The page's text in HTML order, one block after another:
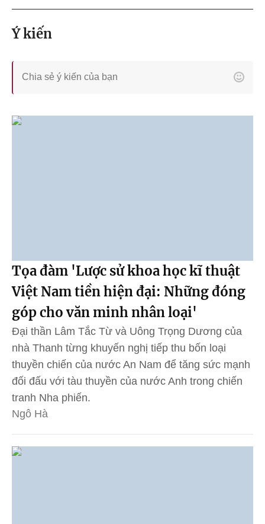
Ý kiến
Tọa đàm 'Lược sử khoa học kĩ thuật
Việt Nam tiền hiện đại: Những đóng
góp cho văn minh nhân loại'
Đại thần Lâm Tắc Từ và Uông Trọng Dương của
nhà Thanh từng khuyến nghị tiếp thu bốn loại
thuyền chiến của nước An Nam để tăng sức mạnh
đối đấu với tàu thuyền của nước Anh trong chiến
tranh Nha phiến.
Ngô Hà